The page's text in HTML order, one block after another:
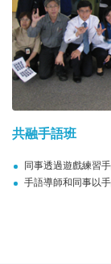
共融手語班
同事透過遊戲練習
手語導師和同事以